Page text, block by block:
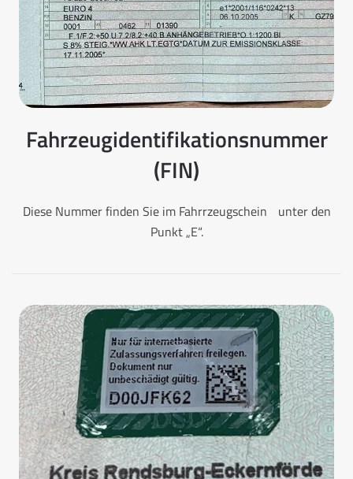
Fahrzeugidentifikationsnummer
(FIN)
Diese Nummer finden Sie im Fahrrzeugschein unter den
Punkt „E“.